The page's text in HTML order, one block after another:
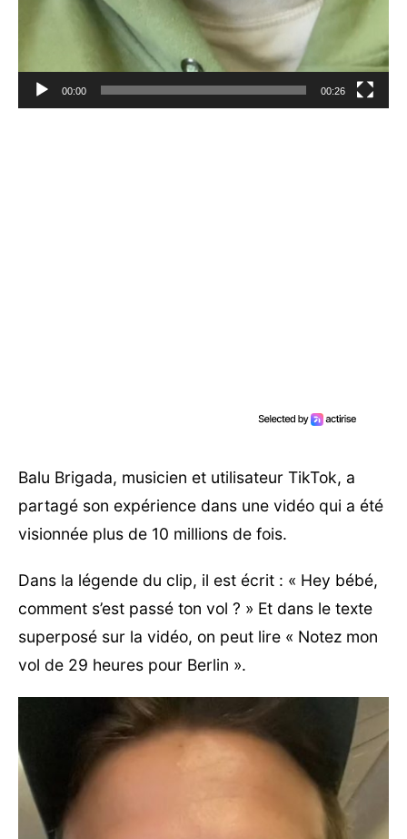
00:00 00:26
Balu Brigada, musicien et utilisateur TikTok, a
partagé son expérience dans une vidéo qui a été
visionnée plus de 10 millions de fois.
Dans la légende du clip, il est écrit : « Hey bébé,
comment s’est passé ton vol ? » Et dans le texte
superposé sur la vidéo, on peut lire « Notez mon
vol de 29 heures pour Berlin ».